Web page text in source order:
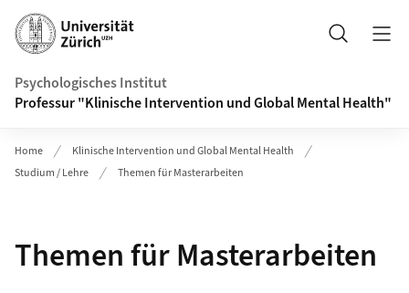
Header
Suche
Psychologisches Institut
Professur "Klinische Intervention und Global Mental Health"
Home
Klinische Intervention und Global Mental Health
Studium / Lehre
Themen für Masterarbeiten
Themen für Masterarbeiten